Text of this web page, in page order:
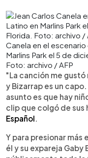
Canela en el escenario
Marlins Park el 5 de
Foto: archivo / AFP
"La canción me gustó
y Bizarrap es un
asunto es que hay
clip que colgó de sus
Español.
Y para presionar más
él y su expareja